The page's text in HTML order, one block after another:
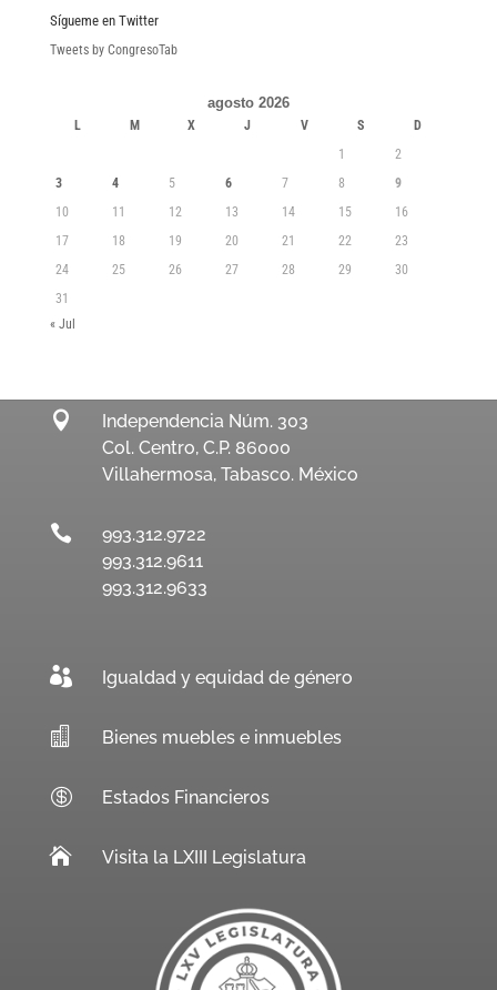
Sígueme en Twitter
Tweets by CongresoTab
agosto 2026
L M X J V S
D
1
2
3
4 5 6 7 8
9
10
11 12 13 14 15
16
17
18 19 20 21 22
23
24
25 26 27 28 29
30
31
« Jul

Independencia Núm. 303
Col. Centro, C.P. 86000
Villahermosa, Tabasco. México

993.312.9722
993.312.9611
993.312.9633
 Igualdad y equidad de género
 Bienes muebles e inmuebles
 Estados Financieros
 Visita la LXIII Legislatura